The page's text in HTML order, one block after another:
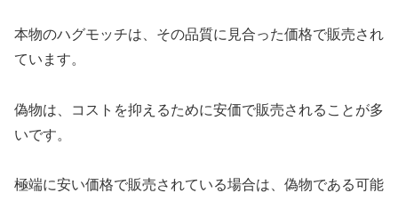
本物のハグモッチは、その品質に見合った価格で販売され
ています。
偽物は、コストを抑えるために安価で販売されることが多
いです。
極端に安い価格で販売されている場合は、偽物である可能